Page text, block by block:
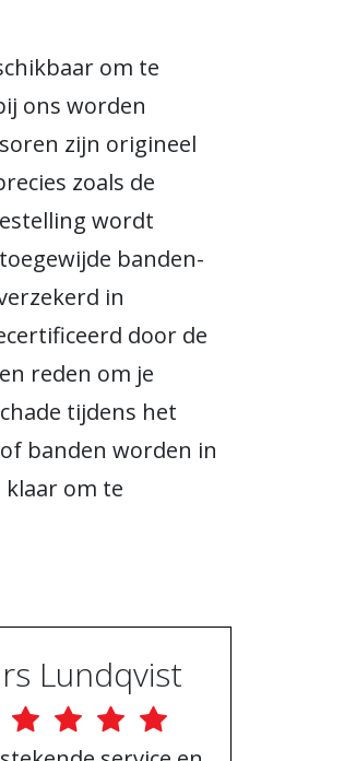
om te
ons worden
zijn origineel
zoals de
wordt
banden-
in
door de
reden om je
tijdens het
banden worden in
om te
Lundqvist